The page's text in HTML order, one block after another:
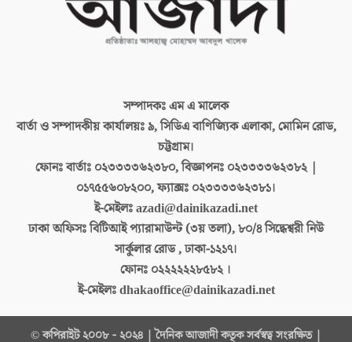
সম্পাদকঃএম এ মালেক
বার্তা ও সম্পাদকীয় কার্যালয়ঃ৯, সিডিএ বাণিজ্যিক এলাকা, মোমিন রোড,
চট্টগ্রাম।
ফোনঃ বার্তাঃ ০২৩৩৩৩৬২৩৮০, বিজ্ঞাপনঃ ০২৩৩৩৩৬২৩৮২ |
০১৭৫৫৬০৮২০০, ফ্যাক্সঃ ০২৩৩৩৩৬২৩৮১।
ই-মেইলঃazadi@dainikazadi.net
ঢাকা অফিসঃবিটিআই প্যারামাউন্ট (৩য় তলা), ৮০/৪ সিদ্ধেশ্বরী নিউ
সার্কুলার রোড , ঢাকা-১২১৭।
ফোনঃ ০২২২২২২৮৫৮২ ।
ই-মেইলঃdhakaoffice@dainikazadi.net
© কপিরাইট ২০০৮ - ২০২৪ | দৈনিক আজাদী কতৃক সর্বস্বত্ব সংরক্ষিত |